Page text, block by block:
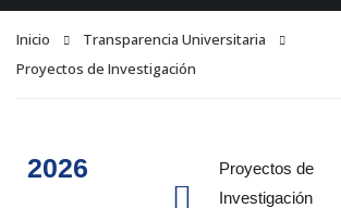
Inicio
Transparencia Universitaria
Proyectos de Investigación
2026
Proyectos de
Investigación